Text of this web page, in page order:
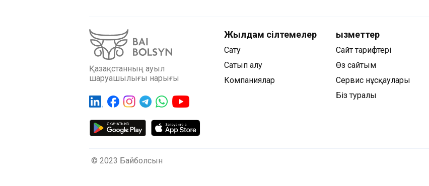
Қазақстанның ауыл
шаруашылығы нарығы
Жылдам сілтемелер
Сату
Сатып алу
Компаниялар
Қызметтер
Сайт тарифтері
Өз сайтым
Сервис нұсқаулары
Біз туралы
© 2023 Байболсын